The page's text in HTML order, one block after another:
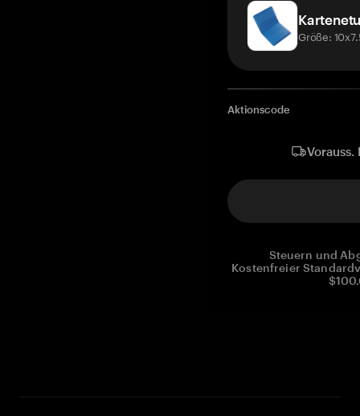
Größe:
Aktionscode
Steuern und
Kostenfreier